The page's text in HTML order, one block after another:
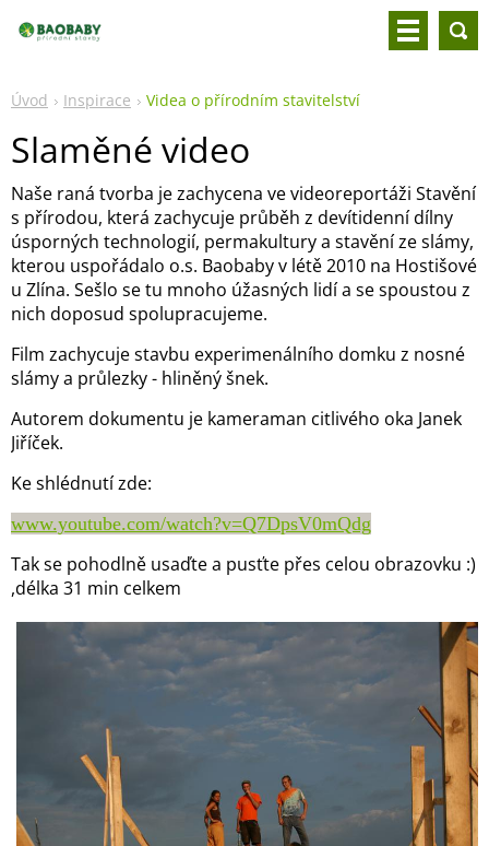
Úvod Inspirace Videa o přírodním stavitelství
Slaměné video
Naše raná tvorba je zachycena ve videoreportáži Stavění
s přírodou, která zachycuje průběh z devítidenní dílny
úsporných technologií, permakultury a stavění ze slámy,
kterou uspořádalo o.s. Baobaby v létě 2010 na Hostišové
u Zlína. Sešlo se tu mnoho úžasných lidí a se spoustou z
nich doposud spolupracujeme.
Film zachycuje stavbu experimenálního domku z nosné
slámy a průlezky - hliněný šnek.
Autorem dokumentu je kameraman citlivého oka Janek
Jiříček.
Ke shlédnutí zde:
www.youtube.com/watch?v=Q7DpsV0mQdg
Tak se pohodlně usaďte a pusťte přes celou obrazovku :)
,délka 31 min celkem